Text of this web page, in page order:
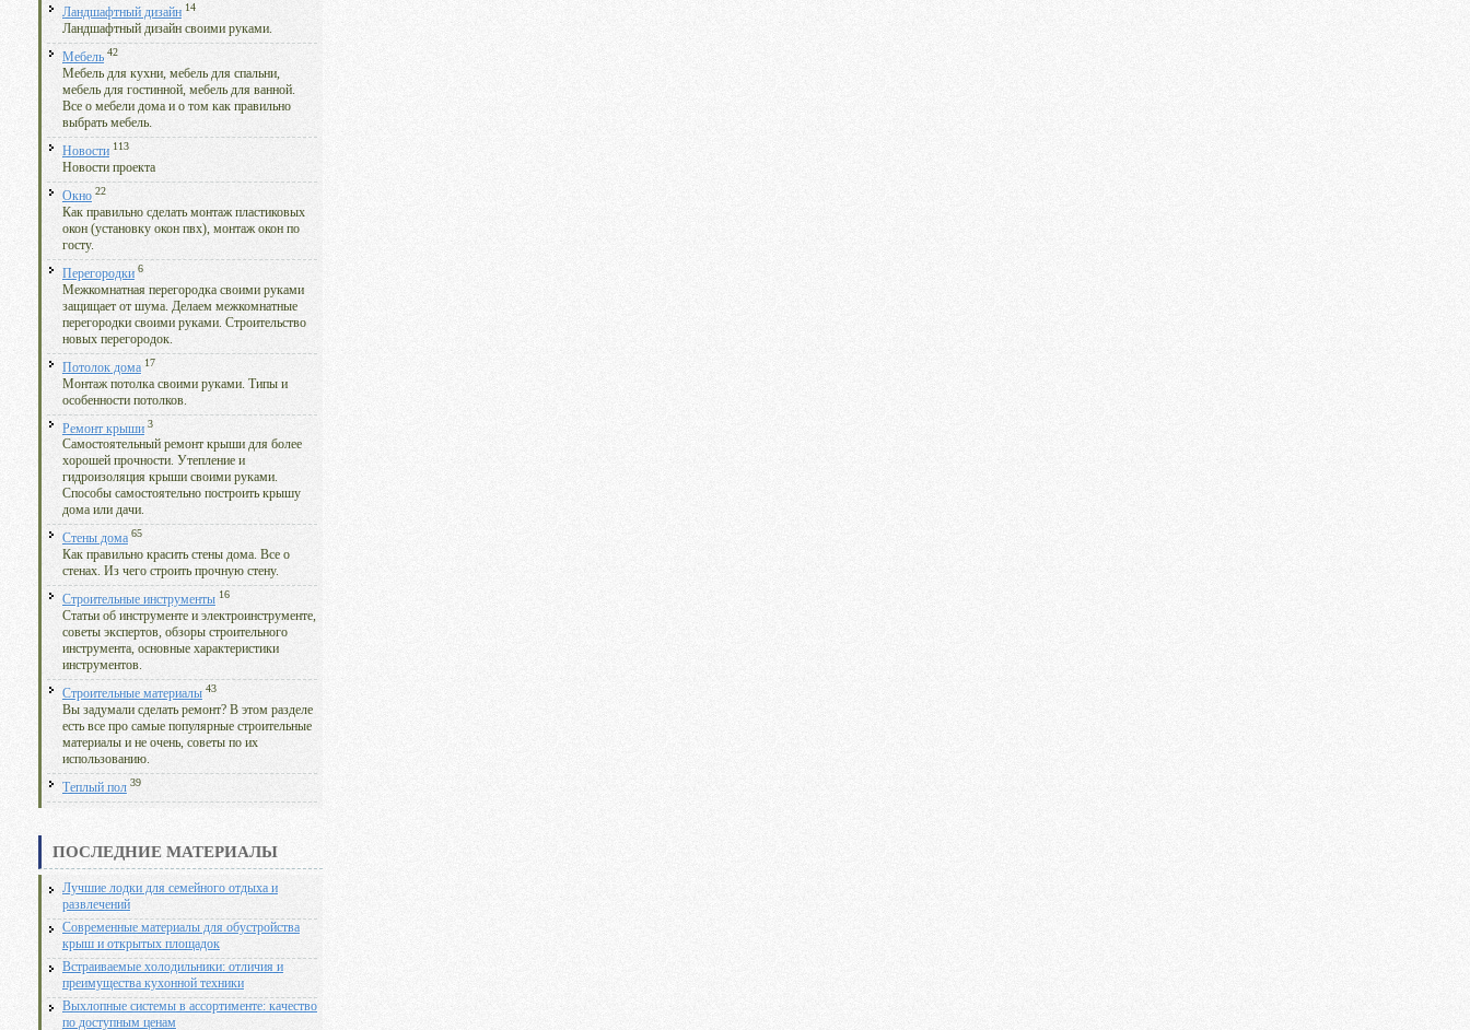
Ландшафтный дизайн 14
Ландшафтный дизайн своими руками.
Мебель 42
Мебель для кухни, мебель для спальни,
мебель для гостинной, мебель для ванной.
Все о мебели дома и о том как правильно
выбрать мебель.
Новости 113
Новости проекта
Окно 22
Как правильно сделать монтаж пластиковых
окон (установку окон пвх), монтаж окон по
госту.
Перегородки 6
Межкомнатная перегородка своими руками
защищает от шума. Делаем межкомнатные
перегородки своими руками. Строительство
новых перегородок.
Потолок дома 17
Монтаж потолка своими руками. Типы и
особенности потолков.
Ремонт крыши 3
Самостоятельный ремонт крыши для более
хорошей прочности. Утепление и
гидроизоляция крыши своими руками.
Способы самостоятельно построить крышу
дома или дачи.
Стены дома 65
Как правильно красить стены дома. Все о
стенах. Из чего строить прочную стену.
Строительные инструменты 16
Статьи об инструменте и электроинструменте,
советы экспертов, обзоры строительного
инструмента, основные характеристики
инструментов.
Строительные материалы 43
Вы задумали сделать ремонт? В этом разделе
есть все про самые популярные строительные
материалы и не очень, советы по их
использованию.
Теплый пол 39
ПОСЛЕДНИЕ МАТЕРИАЛЫ
Лучшие лодки для семейного отдыха и
развлечений
Современные материалы для обустройства
крыш и открытых площадок
Встраиваемые холодильники: отличия и
преимущества кухонной техники
Выхлопные системы в ассортименте: качество
по доступным ценам